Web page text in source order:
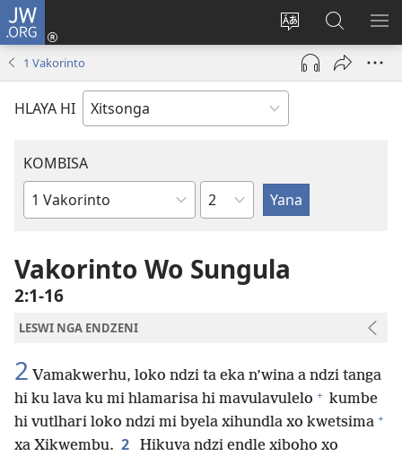
JW.ORG
Hlawula
ririmi
Nghena
(opens
window)
Secha
JW.ORG
1 Vakorinto
HLAYA HI
KOMBISA
Bible
Ndzima
Vakorinto Wo Sungula
2:1-16
LESWI NGA ENDZENI
2 Vamakwerhu, loko ndzi ta eka n’wina a ndzi tanga
hi ku lava ku mi hlamarisa hi mavulavulelo + kumbe
hi vutlhari loko ndzi mi byela xihundla xo kwetsima +
xa Xikwembu. 2
Hikuva ndzi endle xiboho xo